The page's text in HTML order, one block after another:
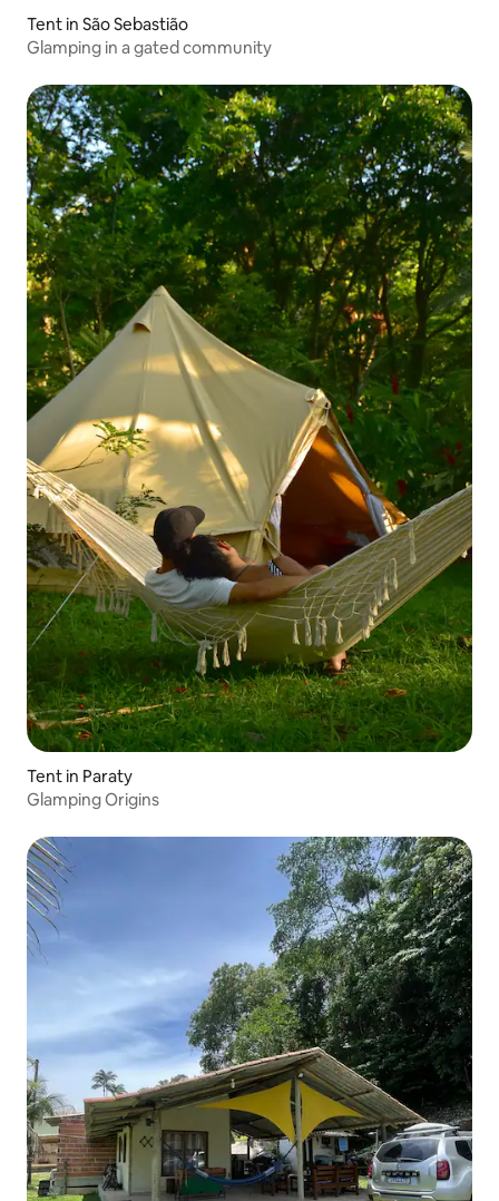
Tent in São Sebastião
Glamping in a gated community
Tent in Paraty
Glamping Origins